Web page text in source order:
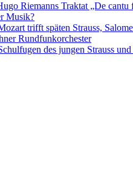
Riemanns Traktat „De
Musik?
trifft späten Strauss,
Rundfunkorchester
des jungen Strauss